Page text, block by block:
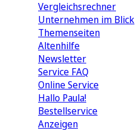
Vergleichsrechner
Unternehmen im Blick
Themenseiten
Altenhilfe
Newsletter
Service FAQ
Online Service
Hallo Paula!
Bestellservice
Anzeigen